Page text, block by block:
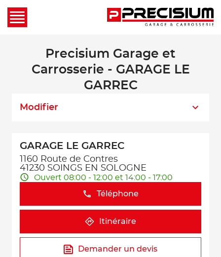
Precisium Garage et
Carrosserie - GARAGE LE
GARREC
Modifier
GARAGE LE GARREC
1160 Route de Contres
41230 SOINGS EN SOLOGNE
Ouvert 08:00 - 12:00 et 14:00 - 17:00
Téléphone
Itinéraire
Demander un devis